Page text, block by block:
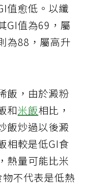
值愈低。以纖
GI值為69，屬
為88，屬高升
飯，由於澱粉
和米飯相比，
飯炒過以後澱
相較是低GI食
熱量可能比米
不代表是低熱